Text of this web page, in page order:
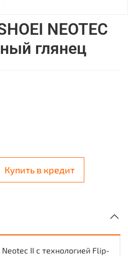
NEOTEC
глянец
Купить в кредит
II с технологией Flip-